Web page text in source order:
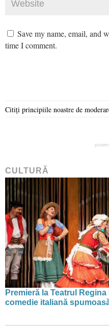
Save my name, email, and
time I comment.
Citiți principiile noastre de
CULTURĂ
Premieră la Teatrul
comedie italiană